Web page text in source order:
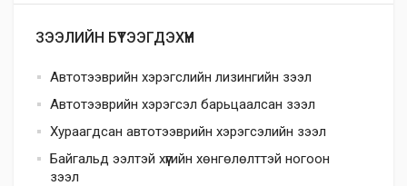
ЗЭЭЛИЙН БҮТЭЭГДЭХҮҮН
Автотээврийн хэрэгслийн лизингийн зээл
Автотээврийн хэрэгсэл барьцаалсан зээл
Хураагдсан автотээврийн хэрэгсэлийн зээл
Байгальд ээлтэй хүүгийн хөнгөлөлттэй ногоон
зээл